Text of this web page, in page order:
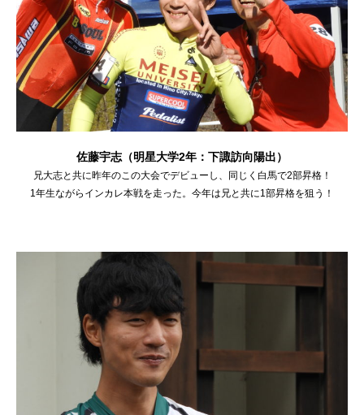
佐藤宇志（明星大学2年：下諏訪向陽出）
兄大志と共に昨年のこの大会でデビューし、同じく白馬で2部昇格！
1年生ながらインカレ本戦を走った。今年は兄と共に1部昇格を狙う！